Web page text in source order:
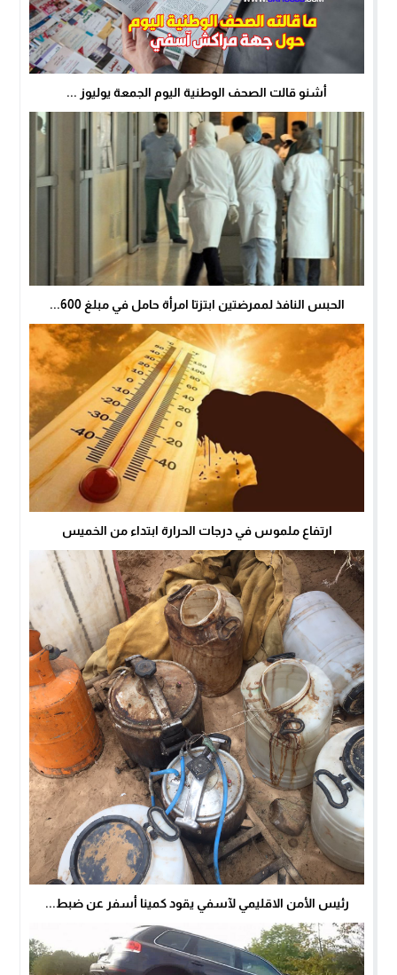
أشنو قالت الصحف الوطنية اليوم الجمعة يوليوز ...
الحبس النافذ لممرضتين ابتزتا امرأة حامل في مبلغ 600...
ارتفاع ملموس في درجات الحرارة ابتداء من الخميس
رئيس الأمن الاقليمي لآسفي يقود كمينا أسفر عن ضبط...